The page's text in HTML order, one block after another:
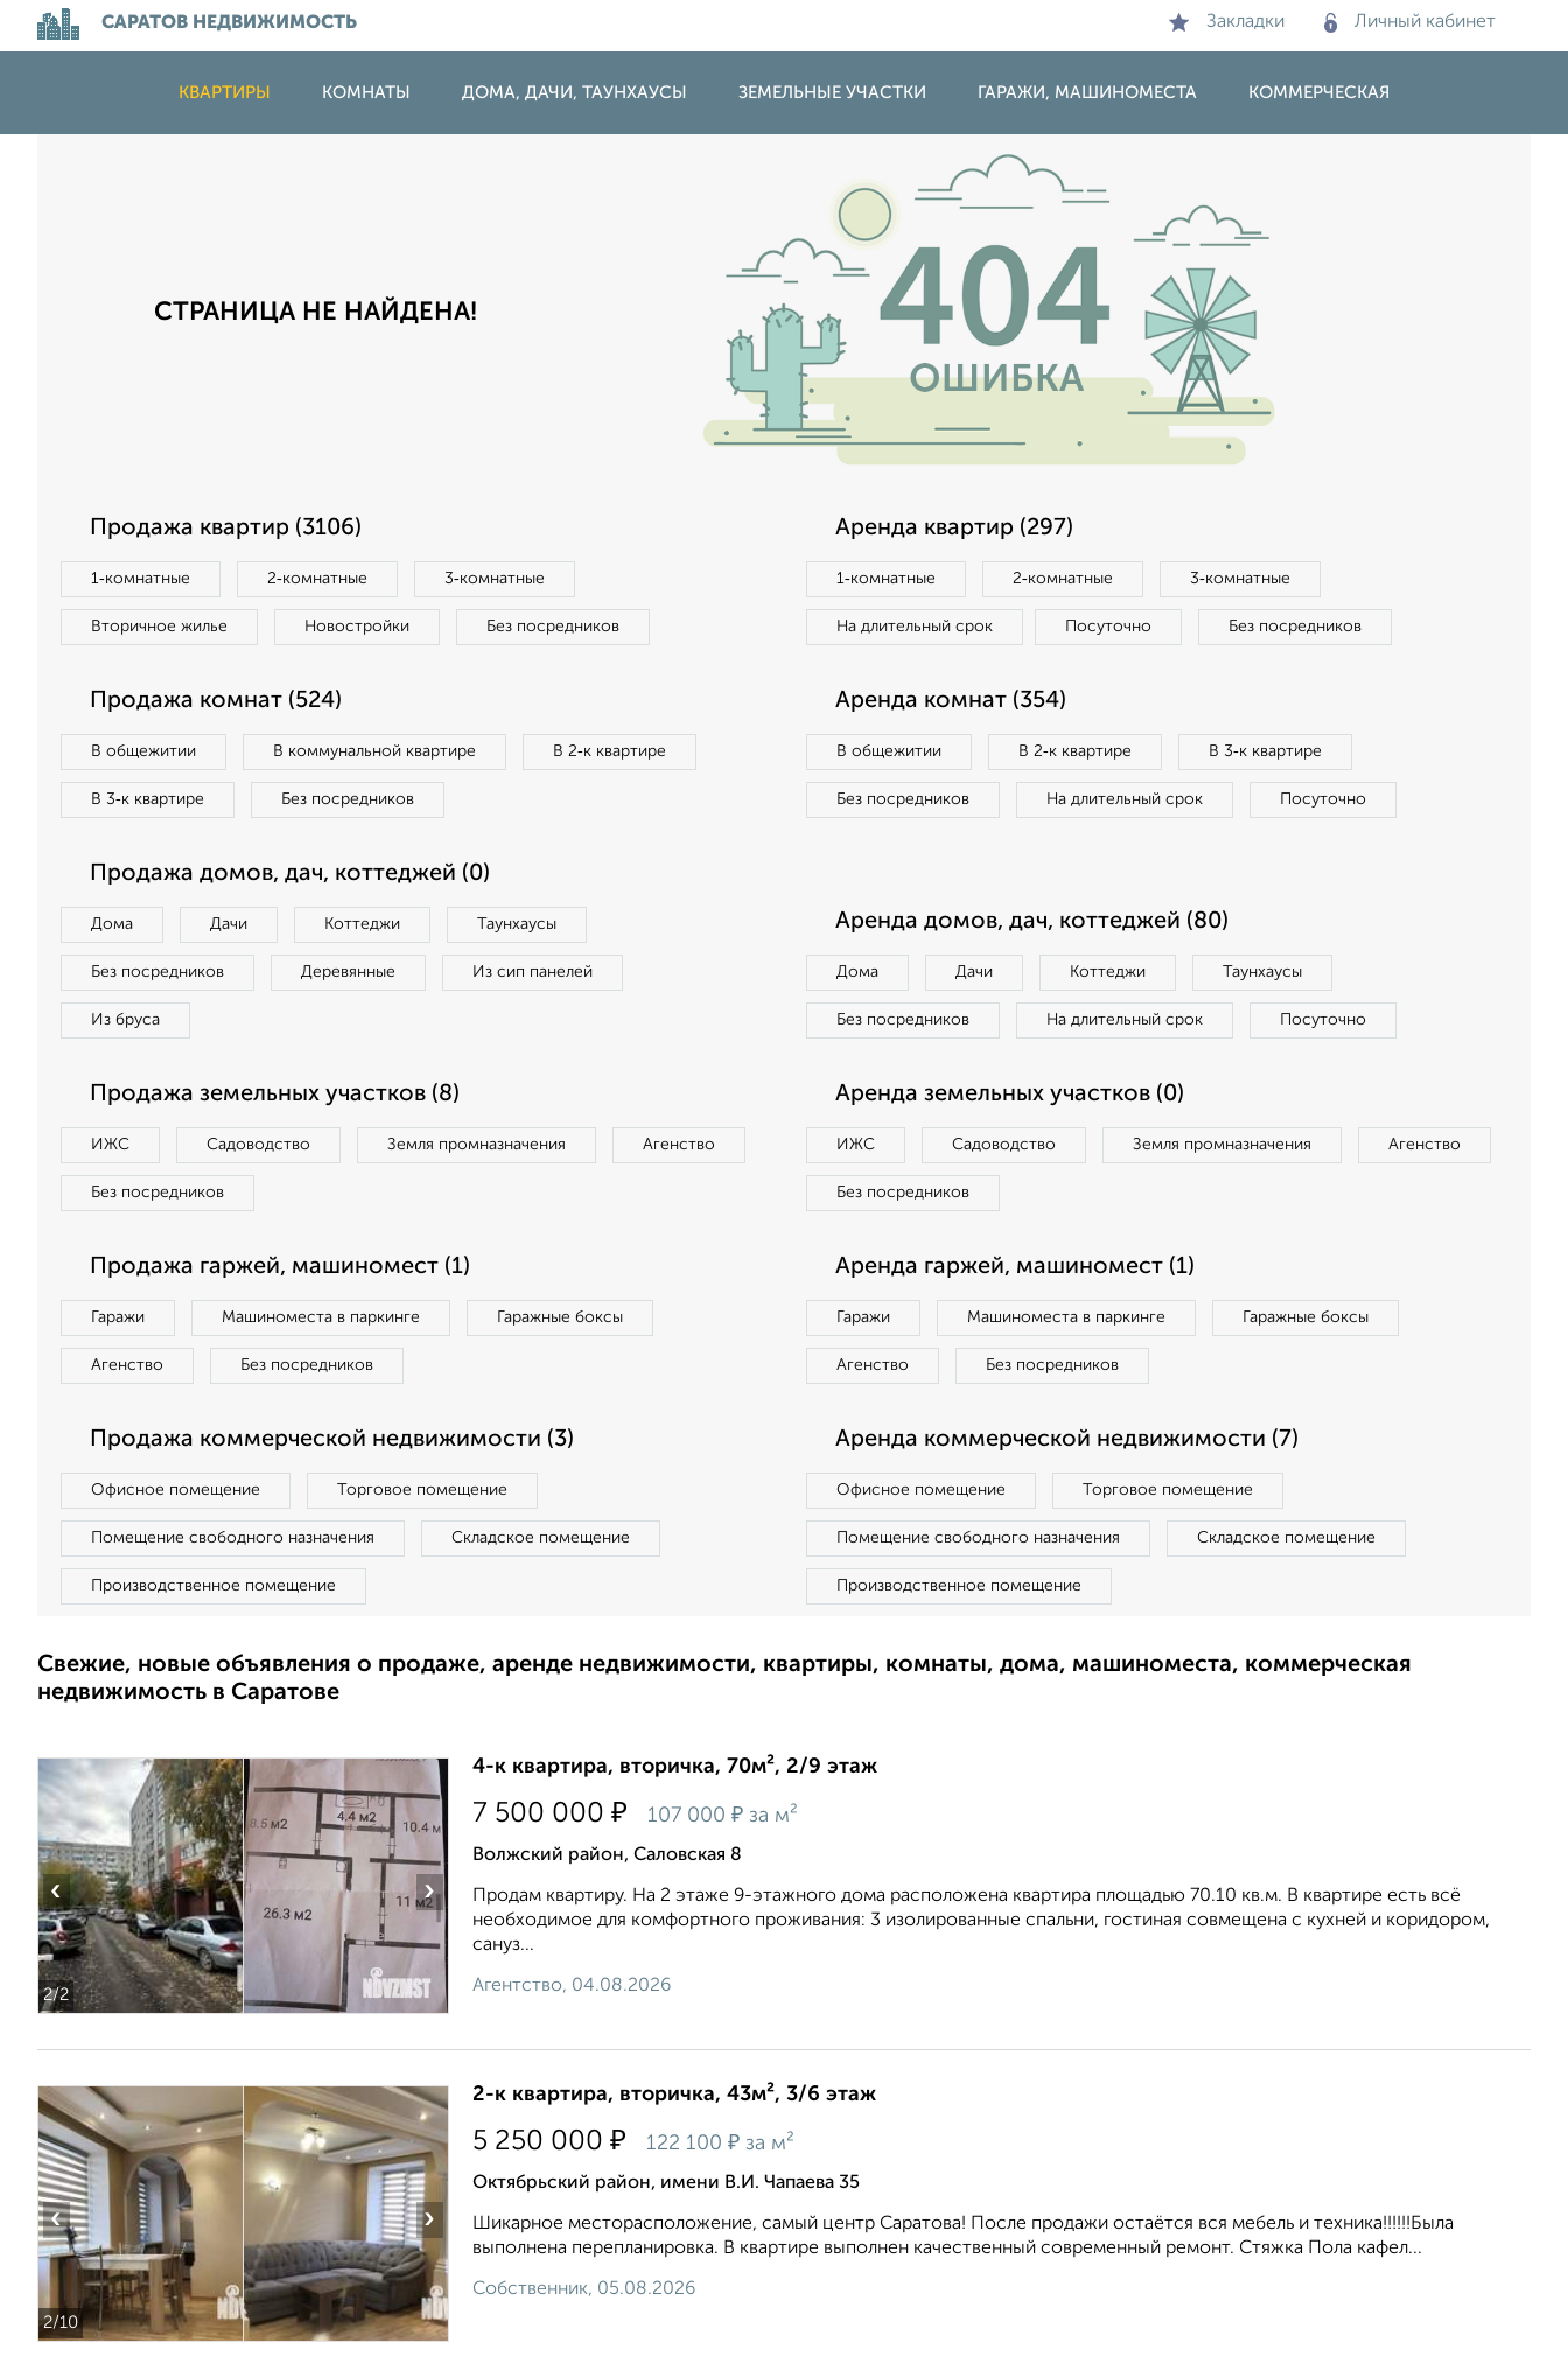
САРАТОВ НЕДВИЖИМОСТЬ Закладки Личный кабинет
КВАРТИРЫ КОМНАТЫ ДОМА, ДАЧИ, ТАУНХАУСЫ ЗЕМЕЛЬНЫЕ УЧАСТКИ ГАРАЖИ, МАШИНОМЕСТА КОММЕРЧЕСКАЯ
СТРАНИЦА НЕ НАЙДЕНА!
Продажа квартир (3106)
1‑комнатные 2‑комнатные 3‑комнатные
Вторичное жилье Новостройки Без посредников
Аренда квартир (297)
1‑комнатные 2‑комнатные 3‑комнатные
На длительный срок Посуточно Без посредников
Продажа комнат (524)
В общежитии В коммунальной квартире В 2‑к квартире
В 3‑к квартире Без посредников
Аренда комнат (354)
В общежитии В 2‑к квартире В 3‑к квартире
Без посредников На длительный срок Посуточно
Продажа домов, дач, коттеджей (0)
Дома Дачи Коттеджи Таунхаусы
Без посредников Деревянные Из сип панелей
Из бруса
Аренда домов, дач, коттеджей (80)
Дома Дачи Коттеджи Таунхаусы
Без посредников На длительный срок Посуточно
Продажа земельных участков (8)
ИЖС Садоводство Земля промназначения Агенство
Без посредников
Аренда земельных участков (0)
ИЖС Садоводство Земля промназначения Агенство
Без посредников
Продажа гаржей, машиномест (1)
Гаражи Машиноместа в паркинге Гаражные боксы
Агенство Без посредников
Аренда гаржей, машиномест (1)
Гаражи Машиноместа в паркинге Гаражные боксы
Агенство Без посредников
Продажа коммерческой недвижимости (3)
Офисное помещение Торговое помещение
Помещение свободного назначения Складское помещение
Производственное помещение
Аренда коммерческой недвижимости (7)
Офисное помещение Торговое помещение
Помещение свободного назначения Складское помещение
Производственное помещение
Свежие, новые объявления о продаже, аренде недвижимости, квартиры, комнаты, дома, машиноместа, коммерческая
недвижимость в Саратове
2/2
‹ ›
4-к квартира, вторичка, 70м², 2/9 этаж
7 500 000 ₽ 107 000 ₽ за м²
Волжский район, Саловская 8
Продам квартиру. На 2 этаже 9-этажного дома расположена квартира площадью 70.10 кв.м. В квартире есть всё
необходимое для комфортного проживания: 3 изолированные спальни, гостиная совмещена с кухней и коридором,
сануз...
Агентство, 04.08.2026
2/10
‹ ›
2-к квартира, вторичка, 43м², 3/6 этаж
5 250 000 ₽ 122 100 ₽ за м²
Октябрьский район, имени В.И. Чапаева 35
Шикарное месторасположение, самый центр Саратова! После продажи остаётся вся мебель и техника!!!!!!Была
выполнена перепланировка. В квартире выполнен качественный современный ремонт. Стяжка Пола кафел...
Собственник, 05.08.2026